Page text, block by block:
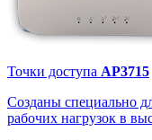
Точки доступа AP3715
Созданы специально
рабочих нагрузок в